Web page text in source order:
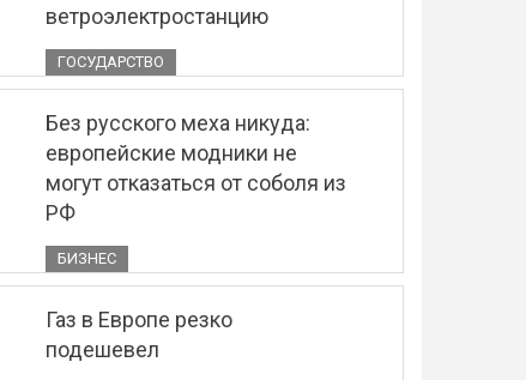
ветроэлектростанцию
ГОСУДАРСТВО
Без русского меха никуда:
европейские модники не
могут отказаться от соболя из
РФ
БИЗНЕС
Газ в Европе резко
подешевел